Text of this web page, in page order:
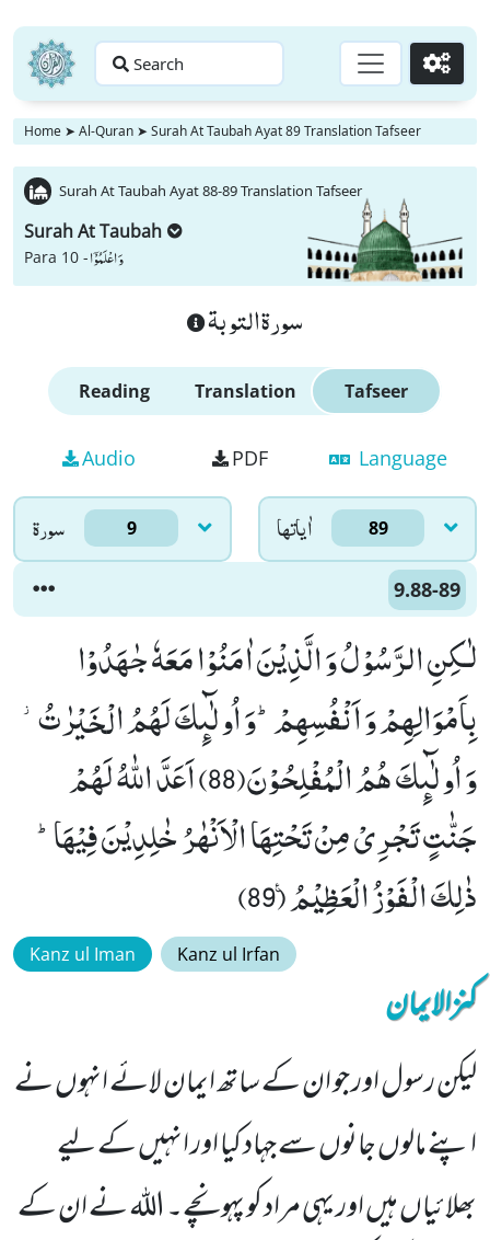
Search Go
Home ➤ Al-Quran ➤ Surah At Taubah Ayat 89 Translation Tafseer
Surah At Taubah Ayat 88-89 Translation Tafseer
Surah At Taubah
Para 10 -وَ اعْلَمُوْۤا
سورة التوبة
Reading Translation Tafseer
Audio PDF Language
سورۃ 9 اٰياتها 89
9.88-89
لٰـكِنِ الرَّسُوْلُ وَ الَّذِیْنَ اٰمَنُوْا مَعَهٗ جٰهَدُوْا
بِاَمْوَالِهِمْ وَ اَنْفُسِهِمْؕ-وَ اُولٰٓىٕكَ لَهُمُ الْخَیْرٰتُ٘-
وَ اُولٰٓىٕكَ هُمُ الْمُفْلِحُوْنَ(88) اَعَدَّ اللّٰهُ لَهُمْ
جَنّٰتٍ تَجْرِیْ مِنْ تَحْتِهَا الْاَنْهٰرُ خٰلِدِیْنَ فِیْهَاؕ-
ذٰلِكَ الْفَوْزُ الْعَظِیْمُ۠ (89)
Kanz ul Iman Kanz ul Irfan
کنزالایمان
لیکن رسول اور جو ان کے ساتھ ایمان لائے انہوں نے
اپنے مالوں جانوں سے جہاد کیا اور انہیں کے لیے
بھلائیاں ہیں اور یہی مراد کو پہونچے۔ اللہ نے ان کے